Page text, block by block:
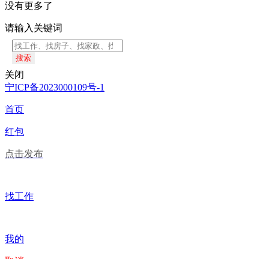
没有更多了
请输入关键词
搜索
关闭
宁ICP备2023000109号-1
首页
红包
点击发布
找工作
我的